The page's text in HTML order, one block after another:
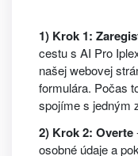
1) Krok 1:
cestu s AI Pro
našej webovej
formulára. Počas
spojíme s jedným
2) Krok 2: Overte
osobné údaje a